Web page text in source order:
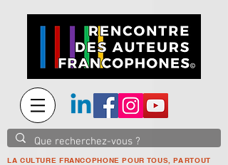
LA CULTURE FRANCOPHONE POUR TOUS, PARTOUT